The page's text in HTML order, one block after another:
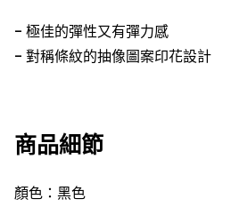
- 極佳的彈性又有彈力感
- 對稱條紋的抽像圖案印花設計
商品細節
顏色：黑色